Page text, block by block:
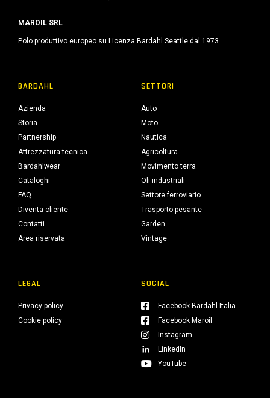
MAROIL SRL
Polo produttivo europeo su Licenza Bardahl Seattle dal 1973.
BARDAHL
Azienda
Storia
Partnership
Attrezzatura tecnica
Bardahlwear
Cataloghi
FAQ
Diventa cliente
Contatti
Area riservata
SETTORI
Auto
Moto
Nautica
Agricoltura
Movimento terra
Oli industriali
Settore ferroviario
Trasporto pesante
Garden
Vintage
LEGAL
Privacy policy
Cookie policy
SOCIAL
Facebook Bardahl Italia
Facebook Maroil
Instagram
LinkedIn
YouTube